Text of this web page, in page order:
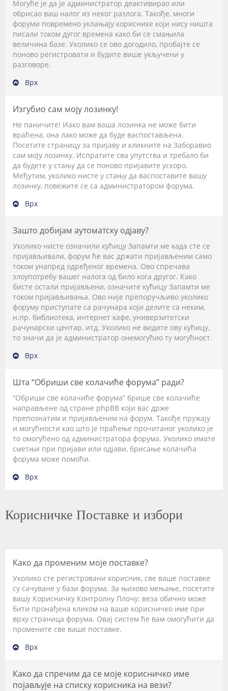
Могуће је да је администратор деактивирао или
обрисао ваш налог из неког разлога. Такође, многи
форуми повремено уклањају кориснике који нису ништа
писали током дугог времена како би се смањила
величина базе. Уколико се ово догодило, пробајте се
поново регистровати и будите више укључени у
разговоре.
Врх
Изгубио сам моју лозинку!
Не паничите! Иако вам ваша лозинка не може бити
враћена, она лако може да буде васпостављена.
Посетите страницу за пријаву и кликните на Заборавио
сам моју лозинку. Испратите сва упутства и требало би
да будете у стању да се поново пријавите ускоро.
Међутим, уколико нисте у стању да васпоставите вашу
лозинку, повежите се са администратором форума.
Врх
Зашто добијам аутоматску одјаву?
Уколико нисте означили кућицу Запамти ме када сте се
пријављивали, форум ће вас држати пријављеним само
током унапред одређеног времена. Ово спречава
злоупотребу вашег налога од било кога другог. Како
бисте остали пријављени, означите кућицу Запамти ме
током пријављивања. Ово није препоручљиво уколико
форуму приступате са рачунара који делите са неким,
н.пр. библиотека, интернет кафе, универзитетски
рачунарски центар, итд. Уколико не видите ову кућицу,
то значи да је администратор онемогућио ту могућност.
Врх
Шта “Обриши све колачиће форума” ради?
“Обриши све колачиће форума” брише све колачиће
направљене од стране phpBB који вас држе
препознатим и пријављеним на форум. Такође пружају
и могућности као што је праћење прочитаног уколико је
то омогућено од администратора форума. Уколико имате
сметњи при пријави или одјави, брисање колачића
форума може помоћи.
Врх
Корисничке Поставке и избори
Како да променим моје поставке?
Уколико сте регистровани корисник, све ваше поставке
су сачуване у бази форума. За њихово мењање, посетите
вашу Корисничку Контролну Плочу; веза обично може
бити пронађена кликом на ваше корисничко име при
врху страница форума. Овај систем ће вам омогућити да
промените све ваше поставке.
Врх
Како да спречим да се моје корисничко име
појављује на списку корисника на вези?